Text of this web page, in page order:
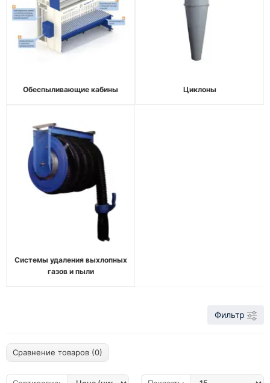
Обеспыливающие кабины Циклоны
Системы удаления выхлопных
газов и пыли
Фильтр
Сравнение товаров (0)